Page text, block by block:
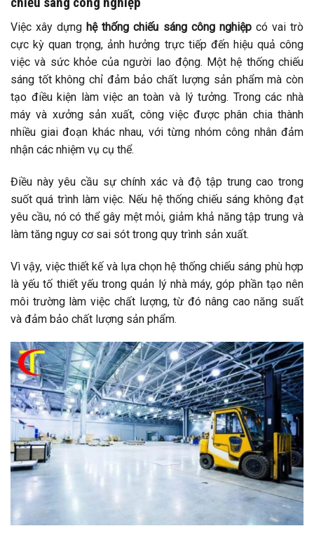
Việc xây dựnghệ thống chiếu sáng công nghiệpcó vai trò
cực kỳ quan trọng, ảnh hưởng trực tiếp đến hiệu quả công
việc và sức khỏe của người lao động. Một hệ thống chiếu
sáng tốt không chỉ đảm bảo chất lượng sản phẩm mà còn
tạo điều kiện làm việc an toàn và lý tưởng. Trong các nhà
máy và xưởng sản xuất, công việc được phân chia thành
nhiều giai đoạn khác nhau, với từng nhóm công nhân đảm
nhận các nhiệm vụ cụ thể.
Điều này yêu cầu sự chính xác và độ tập trung cao trong
suốt quá trình làm việc. Nếu hệ thống chiếu sáng không đạt
yêu cầu, nó có thể gây mệt mỏi, giảm khả năng tập trung và
làm tăng nguy cơ sai sót trong quy trình sản xuất.
Vì vậy, việc thiết kế và lựa chọn hệ thống chiếu sáng phù hợp
là yếu tố thiết yếu trong quản lý nhà máy, góp phần tạo nên
môi trường làm việc chất lượng, từ đó nâng cao năng suất
và đảm bảo chất lượng sản phẩm.